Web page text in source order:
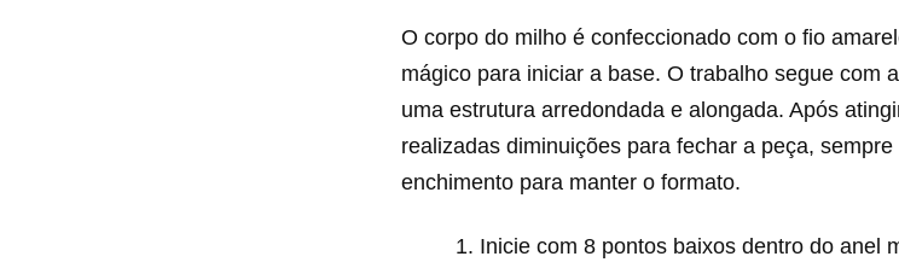
O corpo do milho é confeccionado com o fio
mágico para iniciar a base. O trabalho segue com
uma estrutura arredondada e alongada. Após
realizadas diminuições para fechar a peça,
enchimento para manter o formato.
Inicie com 8 pontos baixos dentro do anel